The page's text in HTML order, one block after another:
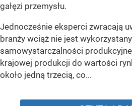
gałęzi przemysłu.
Jednocześnie eksperci zwracają
branży wciąż nie jest
samowystarczalności
krajowej produkcji do wartości
około jedną trzecią, co...